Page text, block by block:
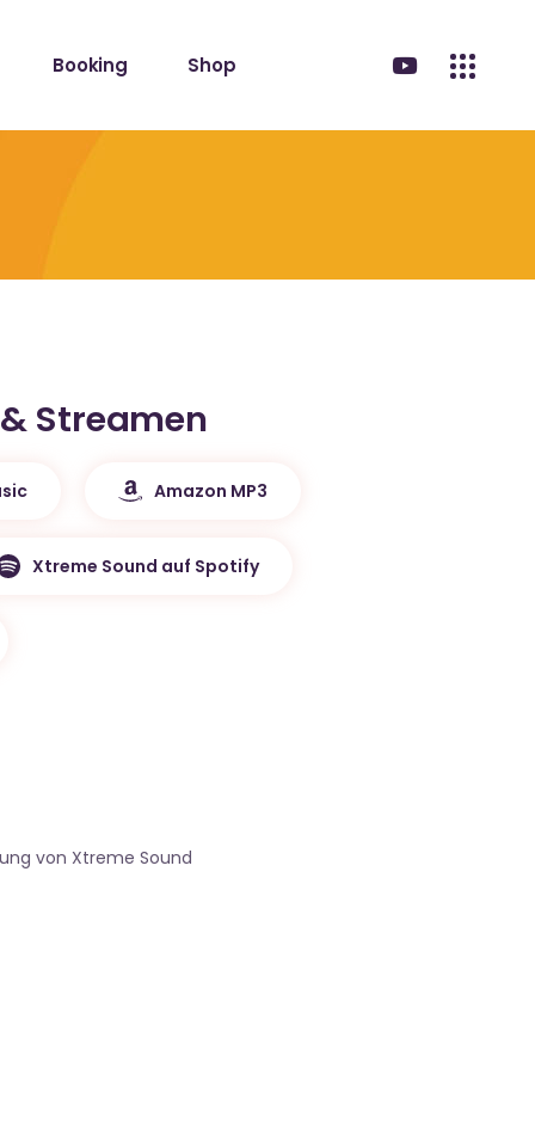
Booking Shop
Streamen
Amazon MP3
Xtreme Sound auf Spotify
von Xtreme Sound